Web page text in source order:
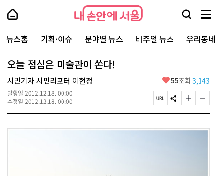
본
로
가
내
손
안
에
서
울
-
서
울
시
대
표
소
포
내
손
에
울
검
창
열
기
메
뉴
전
체
보
주
요
서
뉴스홈 기획·이슈 분야별 뉴스 비주얼 뉴스 우리동
오늘 점심은 미술관이 쏜다!
시민기자 시민리포터 이현정
발행일 2012.12.18. 00:00
수정일 2012.12.18. 00:00
좋
요
55조회 3,143
페
이
U
S
N
공
글
자
기
글
자
기
페
상
단
로